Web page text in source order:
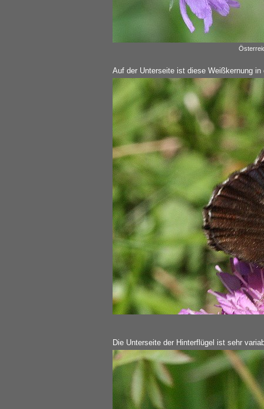
Auf der Unterseite ist diese Weißkernung
Die Unterseite der Hinterflügel ist sehr